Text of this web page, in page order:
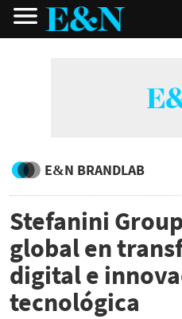
E&N BRANDLAB
Stefanini
global en
digital e
tecnológica